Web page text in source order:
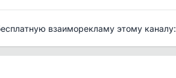
взаиморекламу этому каналу: